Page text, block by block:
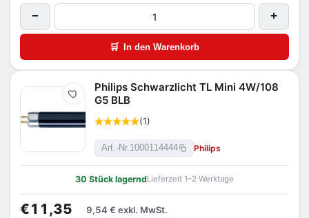
− +
🛒 In den Warenkorb
Merken
Philips Schwarzlicht TL Mini 4W/108
G5 BLB
(1)
Art.-Nr.1000114444 Philips
30 Stück lagerndLieferzeit 1–2 Werktage
€11,35 9,54 € exkl. MwSt.